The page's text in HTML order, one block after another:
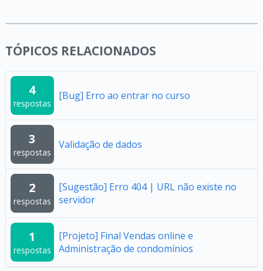
TÓPICOS RELACIONADOS
4
respostas
[Bug] Erro ao entrar no curso
3
respostas
Validação de dados
2
respostas
[Sugestão] Erro 404 | URL não existe no
servidor
1
respostas
[Projeto] Final Vendas online e
Administração de condomínios